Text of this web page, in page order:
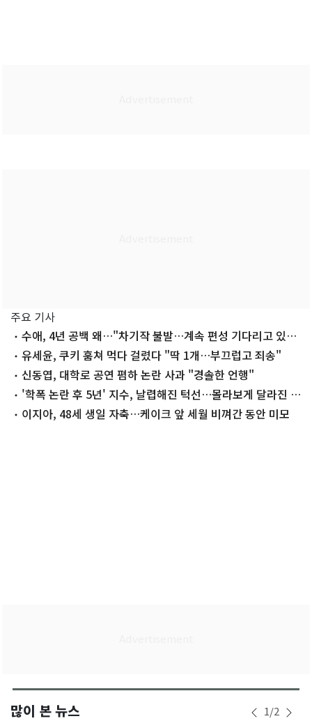
주요 기사
수애, 4년 공백 왜…"차기작 불발…계속 편성 기다리고 있
다"유세윤, 쿠키 훔쳐 먹다 걸렸다 "딱 1개…부끄럽고 죄송"
신동엽, 대학로 공연 폄하 논란 사과 "경솔한 언행"
'학폭 논란 후 5년' 지수, 날렵해진 턱선…몰라보게 달라진 근
황 이지아, 48세 생일 자축…케이크 앞 세월 비껴간 동안 미모
많이 본 뉴스 1/2